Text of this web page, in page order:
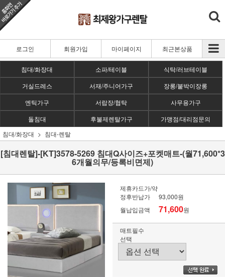
로그인 회원가입 마이페이지 최근본상품
침대/화장대 소파/테이블
식탁/러브테이블
거실드레스
서재/주니어가구
장롱/붙박이장롱
엔틱가구
서랍장/협탁
사무용가구
돌침대
후불제렌탈가구
가맹점/대리점문의
침대/화장대
침대-렌탈
[침대렌탈]-[KT]3578-5269 침대Q사이즈+포켓매트-(월71,600*3
6개월의무/등록비면제)
제휴카드가/약
정후반납가
93,000원
월납입금액
71,600원
매트필수
선택